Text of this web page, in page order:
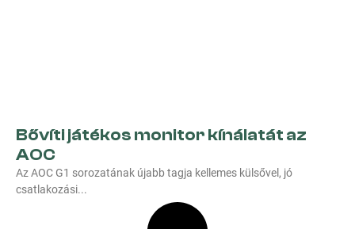
Bővíti játékos monitor kínálatát az
AOC
Az AOC G1 sorozatának újabb tagja kellemes külsővel, jó
csatlakozási